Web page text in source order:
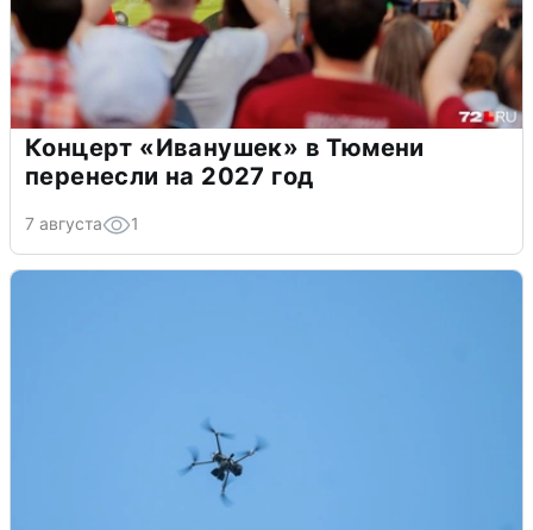
Концерт «Иванушек» в Тюмени
перенесли на 2027 год
7 августа 1